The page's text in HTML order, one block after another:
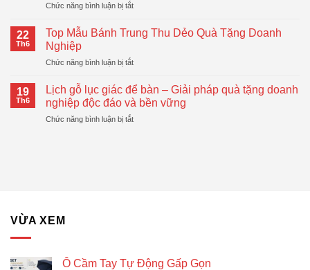
Hiện
Thiết
In
–
Quà
Doanh
Nghiệp
Chức năng bình luận bị tắtở
Tay
Động
Gọn
Đang
Xu
22
Th6
Top Mẫu Bánh Trung Thu Dẻo Quà Tặng Doanh
Nghiệp
Chức năng bình luận bị tắtở
Mẫu
Bánh
Trung
Thu
19
Th6
Lịch gỗ lục giác để bàn – Giải pháp quà tặng doanh
nghiệp độc đáo và bền vững
Chức năng bình luận bị tắtở
doanh
VỪA XEM
Ô Cầm Tay Tự Động Gấp Gọn